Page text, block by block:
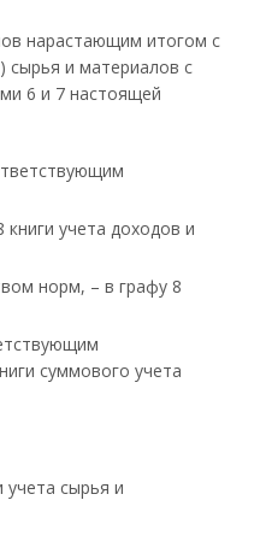
нарастающим итогом с
сырья и материалов с
6 и 7 настоящей
учета доходов и
норм, – в графу 8
суммового учета
сырья и